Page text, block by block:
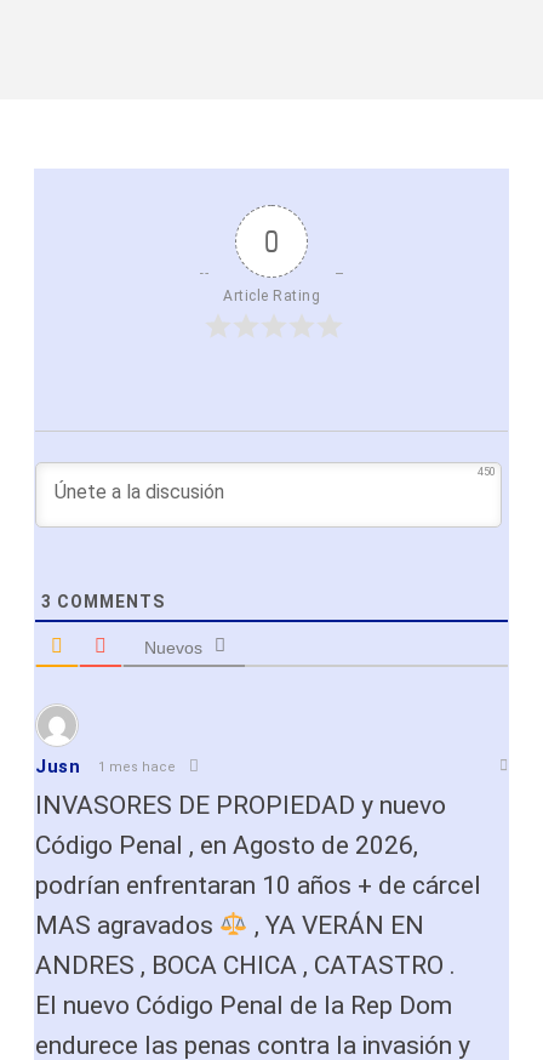
0
Article Rating
450
3 COMMENTS
Nuevos
Jusn 1 mes hace
INVASORES DE PROPIEDAD y nuevo
Código Penal , en Agosto de 2026,
podrían enfrentaran 10 años + de cárcel
MAS agravados
, YA VERÁN EN
ANDRES , BOCA CHICA , CATASTRO .
El nuevo Código Penal de la Rep Dom
endurece las penas contra la invasión y